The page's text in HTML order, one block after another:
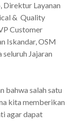
Direktur Layanan
& Quality
Customer
Iskandar, OSM
Jajaran
bahwa salah satu
kita memberikan
agar dapat